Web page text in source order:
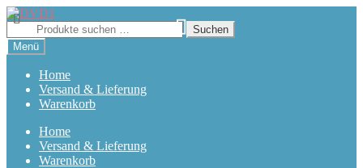
Zur
Navigation
springen
Zum
Inhalt
springen
Suchen
nach:
Suchen
Menü
Home
Versand & Lieferung
Warenkorb
Home
Versand & Lieferung
Warenkorb